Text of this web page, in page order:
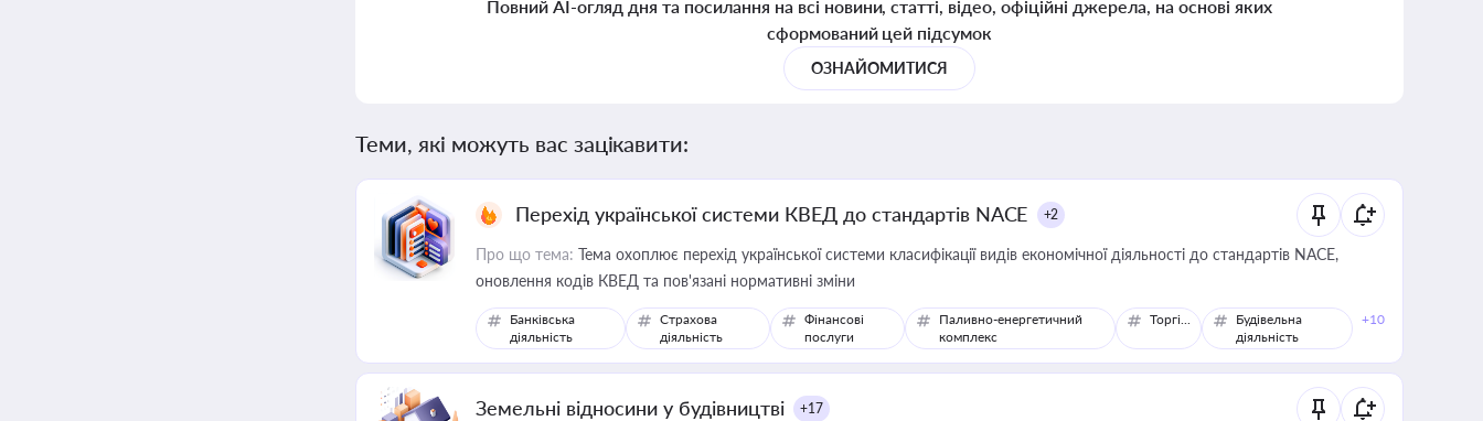
Повний AI-огляд дня та посилання на всі новини, статті, відео, офіційні джерела, на основі яких
сформований цей підсумок
ОЗНАЙОМИТИСЯ
Теми, які можуть вас зацікавити:
Перехід української системи КВЕД до стандартів NACE +2
Про що тема: Тема охоплює перехід української системи класифікації видів економічної діяльності до стандартів NACE,
оновлення кодів КВЕД та пов'язані нормативні зміни
Банківська
діяльність
Страхова
діяльність
Фінансові
послуги
Паливно-енергетичний
комплекс
Торгівля
Будівельна
діяльність
+10
Земельні відносини у будівництві +17